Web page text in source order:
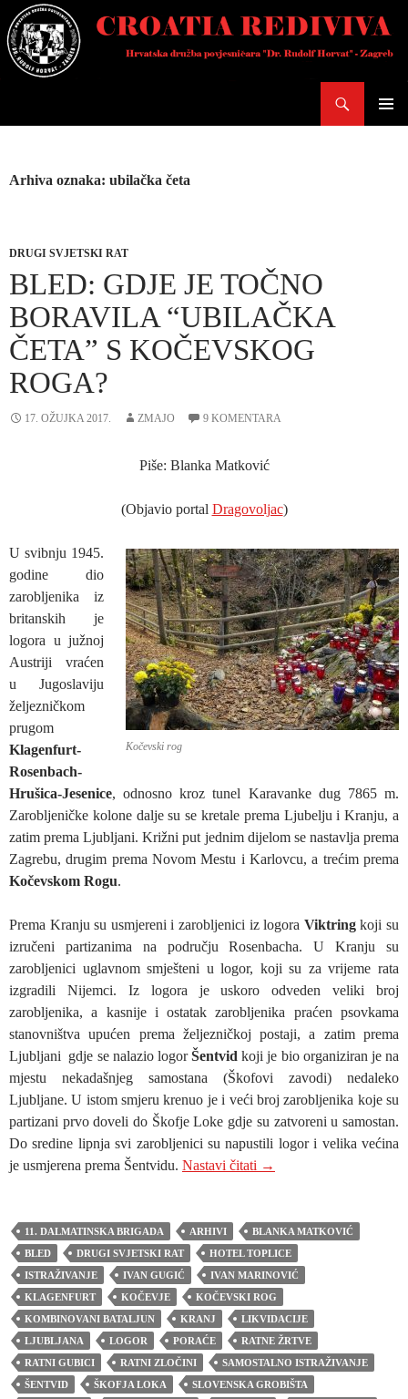
Skoči
do
sadržaja
Arhiva oznaka: ubilačka četa
DRUGI SVJETSKI RAT
BLED: GDJE JE TOČNO
BORAVILA “UBILAČKA
ČETA” S KOČEVSKOG
ROGA?
17. OŽUJKA 2017. ZMAJO 9 KOMENTARA
Piše: Blanka Matković
(Objavio portal Dragovoljac)
Kočevski rog
U svibnju 1945.
godine dio
zarobljenika iz
britanskih je
logora u južnoj
Austriji vraćen
u Jugoslaviju
željezničkom
prugom
Klagenfurt-
Rosenbach-
Hrušica-Jesenice, odnosno kroz tunel Karavanke dug 7865 m.
Zarobljeničke kolone dalje su se kretale prema Ljubelju i Kranju, a
zatim prema Ljubljani. Križni put jednim dijelom se nastavlja prema
Zagrebu, drugim prema Novom Mestu i Karlovcu, a trećim prema
Kočevskom Rogu.
Prema Kranju su usmjereni i zarobljenici iz logora Viktringkoji su
izručeni partizanima na području Rosenbacha. U Kranju su
zarobljenici uglavnom smješteni u logor, koji su za vrijeme rata
izgradili Nijemci. Iz logora je uskoro odveden veliki broj
zarobljenika, a kasnije i ostatak zarobljenika praćen psovkama
stanovništva upućen prema željezničkoj postaji, a zatim prema
Ljubljani gdje se nalazio logorŠentvid koji je bio organiziran je na
mjestu nekadašnjeg samostana (Škofovi zavodi) nedaleko
Ljubljane. U istom smjeru krenuo je i veći broj zarobljenika koje su
partizani prvo doveli do Škofje Loke gdje su zatvoreni u samostan.
Do sredine lipnja svi zarobljenici su napustili logor i velika većina
je usmjerena prema Šentvidu. Nastavi čitati BLED: GDJE JE
→
11. DALMATINSKA BRIGADA ARHIVI
BLANKA MATKOVIĆ
BLED
DRUGI SVJETSKI RAT
HOTEL TOPLICE
ISTRAŽIVANJE
IVAN GUGIĆ
IVAN MARINOVIĆ
KLAGENFURT
KOČEVJE
KOČEVSKI ROG
KOMBINOVANI BATALJUN
KRANJ
LIKVIDACIJE
LJUBLJANA
LOGOR PORAĆE
RATNE ŽRTVE
RATNI GUBICI
RATNI ZLOČINI
SAMOSTALNO ISTRAŽIVANJE
ŠENTVID
ŠKOFJA LOKA
SLOVENSKA GROBIŠTA